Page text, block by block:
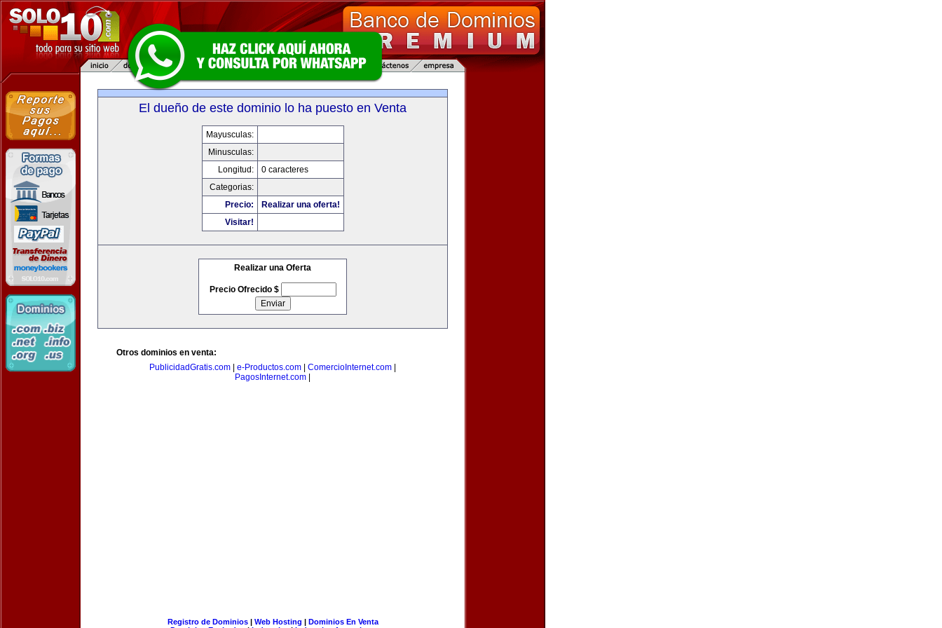
El dueño de este dominio lo ha puesto en Venta
Mayusculas:
Minusculas:
Longitud:
0 caracteres
Categorias:
Precio:
Realizar una oferta!
Visitar!
Realizar una Oferta
Precio Ofrecido $
Otros dominios en venta:
PublicidadGratis.com
e-Productos.com ComercioInternet.com
PagosInternet.com
Registro de Dominios| Web Hosting | Dominios En Venta